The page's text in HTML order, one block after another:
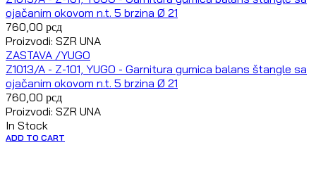
ojačanim okovom n.t. 5 brzina Ø 21
760,00 рсд
Proizvodi: SZR UNA
ZASTAVA /YUGO
Z1013/A - Z-101, YUGO - Garnitura gumica balans štangle sa
ojačanim okovom n.t. 5 brzina Ø 21
760,00 рсд
Proizvodi: SZR UNA
In Stock
ADD TO CART